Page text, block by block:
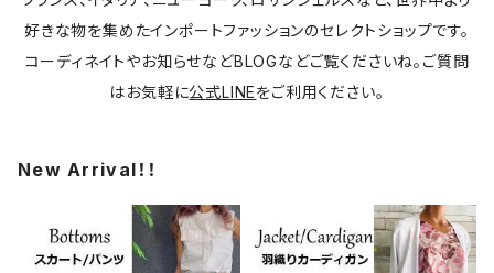
好きな物を集めたインポートファッションのセレクトショップです。
コーディネイトやお知らせなどBLOGなどご覧くださいね。ご質問
はお気軽に公式LINEをご利用ください。
New Arrival！！